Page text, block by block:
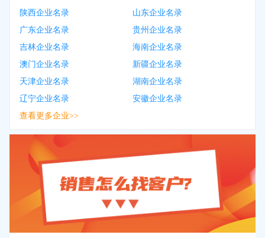
陕西企业名录
山东企业名录
广东企业名录
贵州企业名录
吉林企业名录
海南企业名录
澳门企业名录
新疆企业名录
天津企业名录
湖南企业名录
辽宁企业名录
安徽企业名录
查看更多企业>>